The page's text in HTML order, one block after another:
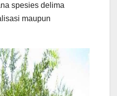
spesies delima
maupun